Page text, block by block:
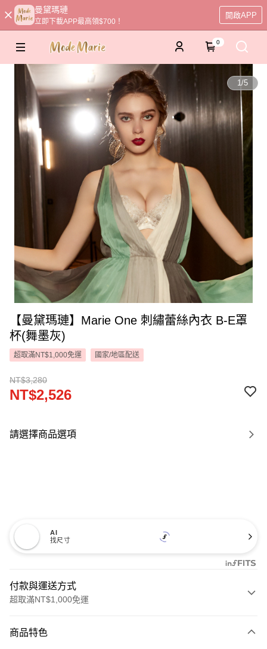
曼黛瑪璉
立即下載APP最高領$700！
開啟APP
0
1/5
【曼黛瑪璉】Marie One 刺繡蕾絲內衣 B-E罩
杯(舞墨灰)
超取滿NT$1,000免運 國家/地區配送
NT$3,280
NT$2,526
請選擇商品選項
AI
找尺寸
付款與運送方式
超取滿NT$1,000免運
信用卡一次付款
商品特色